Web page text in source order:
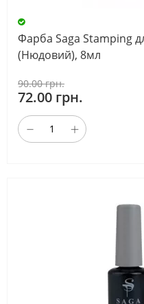
Фарба Saga Stamping
(Нюдовий), 8мл
90.00 грн.
72.00 грн.